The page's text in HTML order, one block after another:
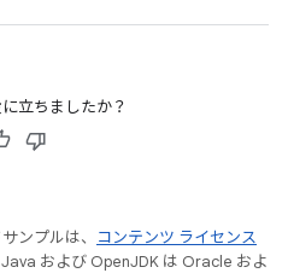
立ちましたか？
ンプルは、
コンテンツ ライセンス
および OpenJDK は Oracle およ